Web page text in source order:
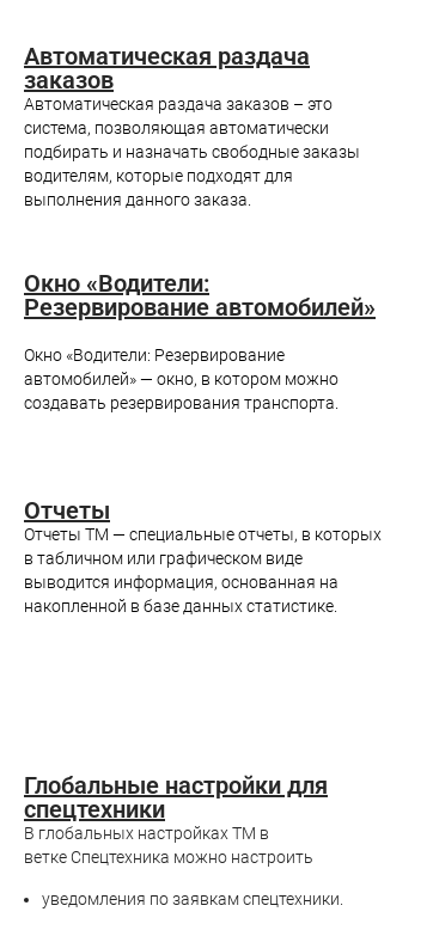
Автоматическая раздача
заказов
Автоматическая раздача заказов – это
система, позволяющая автоматически
подбирать и назначать свободные заказы
водителям, которые подходят для
выполнения данного заказа.
Окно «Водители:
Резервирование автомобилей»
Окно «Водители: Резервирование
автомобилей» — окно, в котором можно
создавать резервирования транспорта.
Отчеты
Отчеты ТМ — специальные отчеты, в которых
в табличном или графическом виде
выводится информация, основанная на
накопленной в базе данных статистике.
Глобальные настройки для
спецтехники
В глобальных настройках ТМ в
ветке Спецтехника можно настроить
уведомления по заявкам спецтехники.